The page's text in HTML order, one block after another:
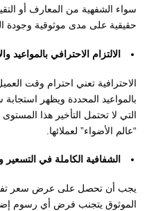
سواء الشفهية من المعارف أو
حقيقية على مدى موثوقية وجودة
الالتزام الاحترافي بالمواعيد
الاحترافية تعني احترام وقت
بالمواعيد المحددة ويظهر
التي لا تحتمل التأخير هذا
“عالم الأضواء” لعملائها.
الشفافية الكاملة في التسعير
يجب أن تحصل على عرض سعر
الموثوق يتجنب فرض أي رسوم